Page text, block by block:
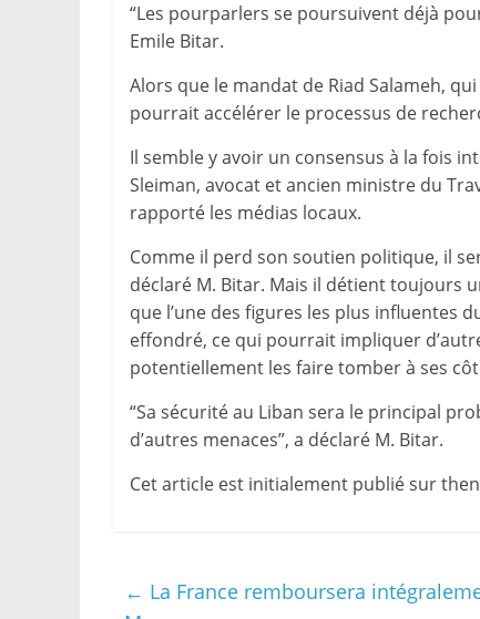
“Les pourparlers se poursuivent déjà
Emile Bitar.
Alors que le mandat de Riad Salameh,
pourrait accélérer le processus de
Il semble y avoir un consensus à la fois
Sleiman, avocat et ancien ministre du
rapporté les médias locaux.
Comme il perd son soutien politique, il
déclaré M. Bitar. Mais il détient toujours
que l’une des figures les plus influentes
effondré, ce qui pourrait impliquer
potentiellement les faire tomber à ses
“Sa sécurité au Liban sera le principal
d’autres menaces”, a déclaré M. Bitar.
Cet article est initialement publié sur
← La France remboursera